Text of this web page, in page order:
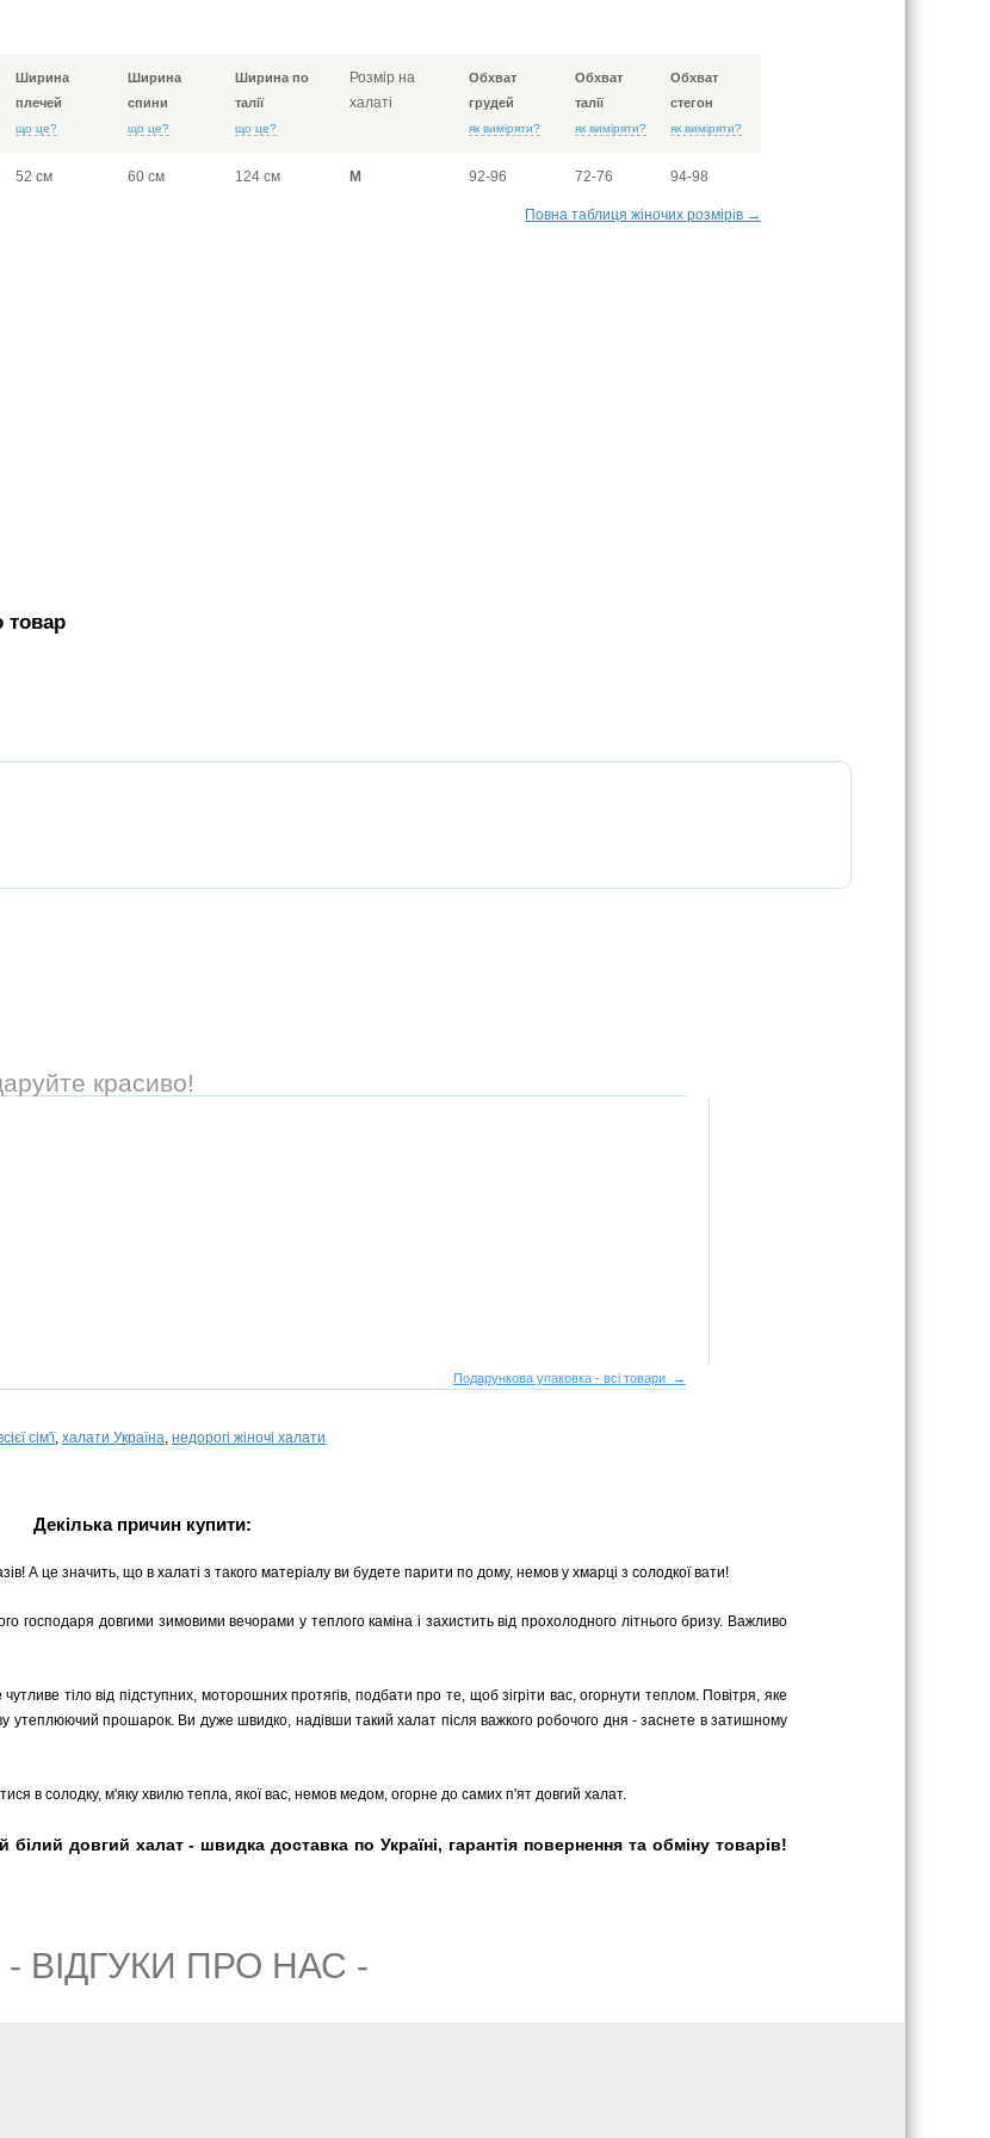
Ширина
плечей
що це?
Ширина
спини
що це?
Ширина по
талії
що це?
Розмір на
халаті
Обхват
грудей
як виміряти?
Обхват
талії
як виміряти?
Обхват
стегон
як виміряти?
52 см 60 см 124 см M 92-96 72-76 94-98
Повна таблиця жіночих розмірів →
товар
красиво!
Подарункова упаковка - всі товари →
сім'ї, халати Україна, недорогі жіночі халати
Декілька причин купити:
А це значить, що в халаті з такого матеріалу ви будете парити по дому, немов у хмарці з солодкої вати!
господаря довгими зимовими вечорами у теплого каміна і захистить від прохолодного літнього бризу. Важливо
тіло від підступних, моторошних протягів, подбати про те, щоб зігріти вас, огорнути теплом. Повітря, яке
утеплюючий прошарок. Ви дуже швидко, надівши такий халат після важкого робочого дня - заснете в затишному
в солодку, м'яку хвилю тепла, якої вас, немов медом, огорне до самих п'ят довгий халат.
довгий халат - швидка доставка по Україні, гарантія повернення та обміну товарів!
- ВIДГУКИ ПРО НАС -